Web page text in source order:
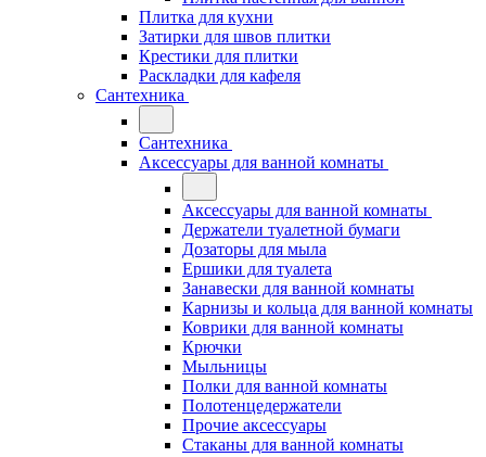
Плитка для кухни
Затирки для швов плитки
Крестики для плитки
Раскладки для кафеля
Сантехника
Сантехника
Аксессуары для ванной комнаты
Аксессуары для ванной комнаты
Держатели туалетной бумаги
Дозаторы для мыла
Ершики для туалета
Занавески для ванной комнаты
Карнизы и кольца для ванной комнаты
Коврики для ванной комнаты
Крючки
Мыльницы
Полки для ванной комнаты
Полотенцедержатели
Прочие аксессуары
Стаканы для ванной комнаты